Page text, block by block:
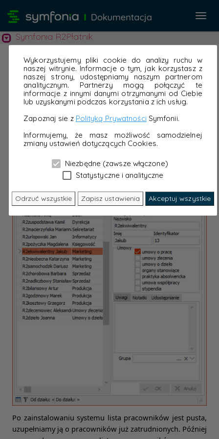
Wykorzystujemy pliki cookie do analizy ruchu w
naszej witrynie. Informacje o tym, jak korzystasz z
naszej strony, udostępniamy naszym partnerom
analitycznym. Partnerzy mogą połączyć te
informacje z innymi danymi otrzymanymi od Ciebie
lub uzyskanymi podczas korzystania z ich usług.
Zapoznaj sie z Polityką Prywatności Symfonii.
Informujemy, że masz możliwość samodzielnej
zmiany ustawień dotyczących Cookies.
Niezbędne (zawsze włączone)
Statystyczne i analityczne
Odrzuć wszystkie Zapisz ustawienia Akceptuj wszystkie
Symfonia R2Płatnik